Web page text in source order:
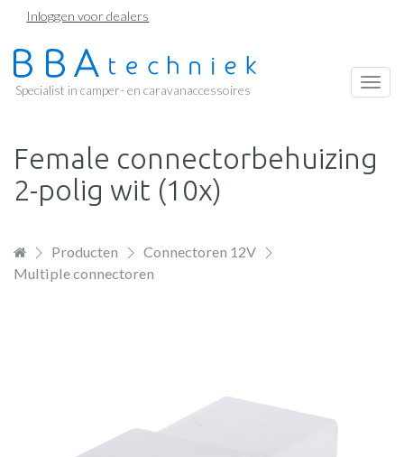
Overslaan
naar
de
Inloggen voor dealers
Specialist in camper- en caravanaccessoires
Female connectorbehuizing
2-polig wit (10x)
Producten
Connectoren 12V
Multiple connectoren